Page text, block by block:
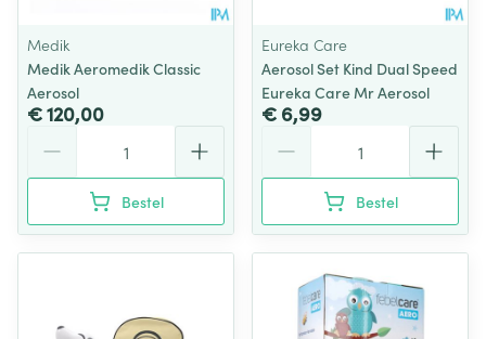
Medik
Medik Aeromedik Classic
Aerosol
€ 120,00
Bestel
Eureka Care
Aerosol Set Kind Dual Speed
Eureka Care Mr Aerosol
€ 6,99
Bestel